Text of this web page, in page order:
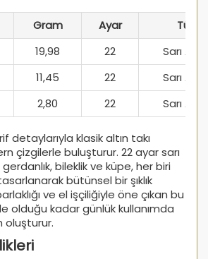
Gram Ayar
Tür
19,98 22
Sarı Altın
11,45 22
Sarı Altın
2,80 22 Sarı Altın
detaylarıyla klasik altın takı
çizgilerle buluşturur. 22 ayar sarı
bileklik ve küpe, her biri
bütünsel bir şıklık
ve el işçiliğiyle öne çıkan bu
olduğu kadar günlük kullanımda
oluşturur.